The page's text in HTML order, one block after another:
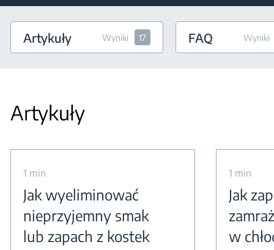
Artykuły Wyniki 17 FAQ Wyniki
Artykuły
1 min
Jak wyeliminować
nieprzyjemny smak
lub zapach z kostek
1 min
Jak
w